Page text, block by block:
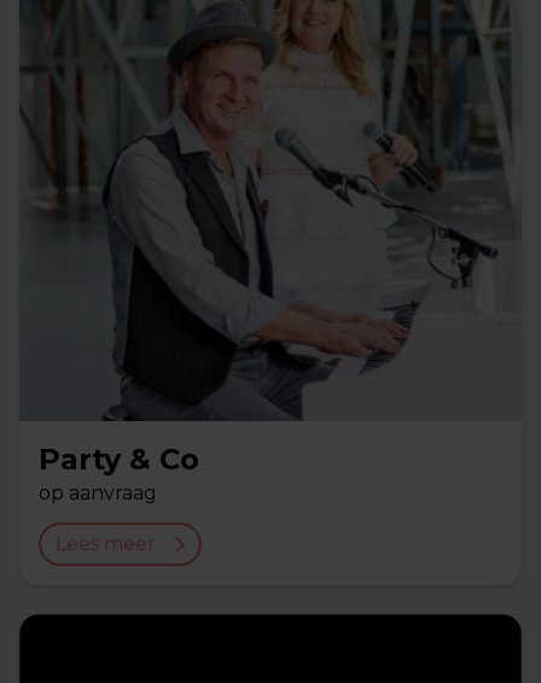
Party & Co
op aanvraag
Lees meer